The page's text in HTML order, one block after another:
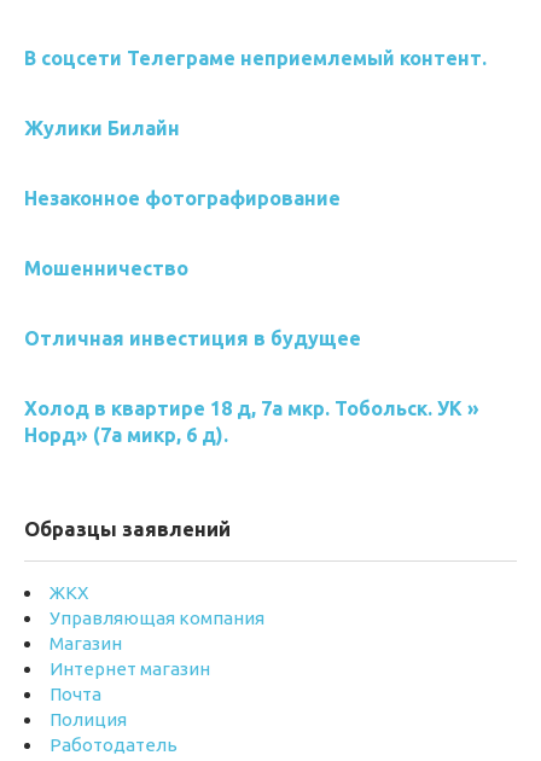
В соцсети Телеграме неприемлемый контент.
Жулики Билайн
Незаконное фотографирование
Мошенничество
Отличная инвестиция в будущее
Холод в квартире 18 д, 7а мкр. Тобольск. УК »
Норд» (7а микр, 6 д).
Образцы заявлений
ЖКХ
Управляющая компания
Магазин
Интернет магазин
Почта
Полиция
Работодатель